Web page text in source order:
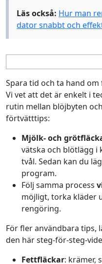
Läs också: Hur man
dator snabbt och
Spara tid och ta hand
Vi vet att det är enkelt i
rutin mellan blöjbyten
förtvätttips:
Mjölk- och
vätska och blötlägg i
tvål. Sedan kan du
program.
Följ samma process
möjligt, torka kläder
rengöring.
För fler användbara tips,
den här steg-för-steg-
Fettfläckar: krämer,